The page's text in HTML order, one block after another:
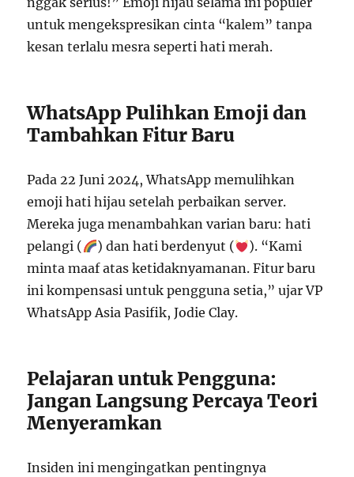
untuk mengekspresikan cinta “kalem” tanpa
kesan terlalu mesra seperti hati merah.
WhatsApp Pulihkan Emoji dan
Tambahkan Fitur Baru
Pada 22 Juni 2024, WhatsApp memulihkan
emoji hati hijau setelah perbaikan server.
Mereka juga menambahkan varian baru: hati
pelangi (
) dan hati berdenyut (
). “Kami
minta maaf atas ketidaknyamanan. Fitur baru
ini kompensasi untuk pengguna setia,” ujar VP
WhatsApp Asia Pasifik, Jodie Clay.
Pelajaran untuk Pengguna:
Jangan Langsung Percaya Teori
Menyeramkan
Insiden ini mengingatkan pentingnya